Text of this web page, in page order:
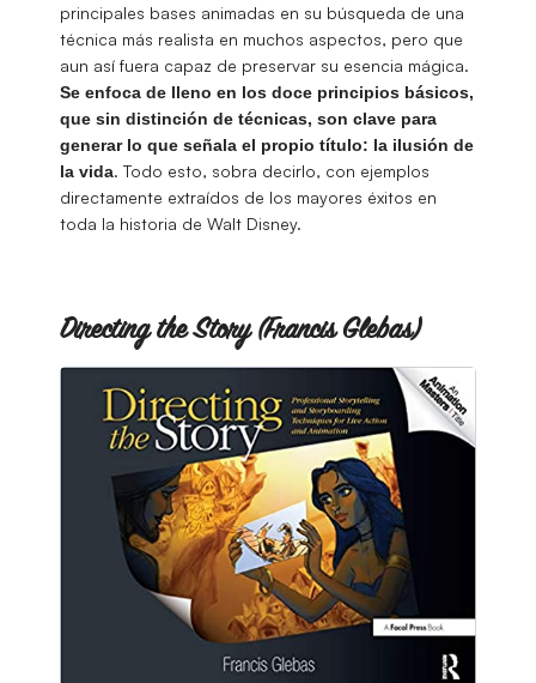
principales bases animadas en su búsqueda de una
técnica más realista en muchos aspectos, pero que
aun así fuera capaz de preservar su esencia mágica.
Se enfoca de lleno en los doce principios básicos,
que sin distinción de técnicas, son clave para
generar lo que señala el propio título: la ilusión de
la vida. Todo esto, sobra decirlo, con ejemplos
directamente extraídos de los mayores éxitos en
toda la historia de Walt Disney.
Directing the Story (Francis Glebas)